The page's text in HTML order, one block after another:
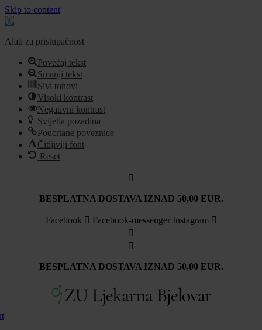
Skip to content
Open
Alati za pristupačnost
Povećaj tekst
Smanji tekst
Sivi tonovi
Visoki kontrast
Negativni kontrast
Svijetla pozadina
Podcrtane poveznice
Čitljiviji font
Reset
BESPLATNA DOSTAVA IZNAD 50,00 EUR.
Facebook Facebook-messenger Instagram
BESPLATNA DOSTAVA IZNAD 50,00 EUR.